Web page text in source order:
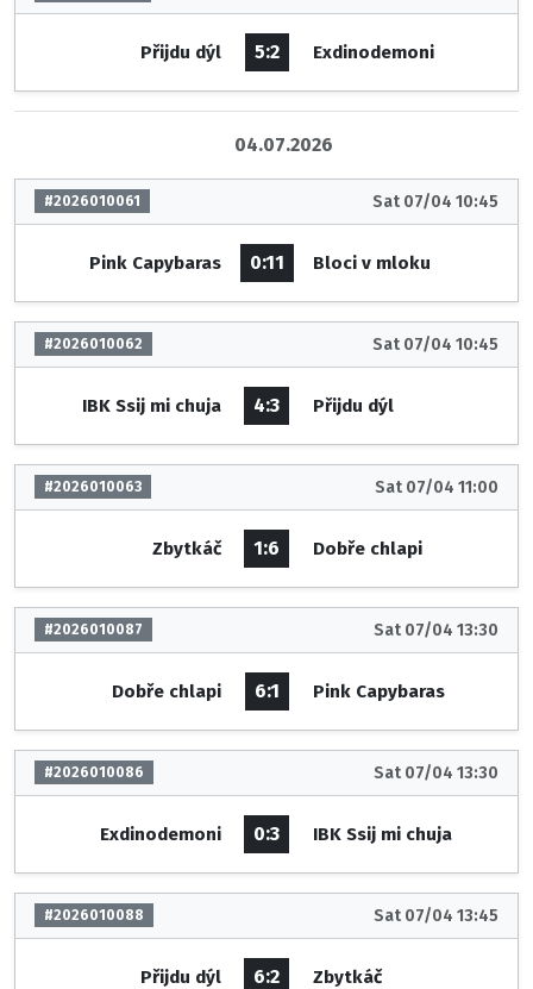
Přijdu dýl 5:2 Exdinodemoni
04.07.2026
#2026010061 Sat 07/04 10:45
Pink Capybaras 0:11 Bloci v mloku
#2026010062 Sat 07/04 10:45
IBK Ssij mi chuja 4:3 Přijdu dýl
#2026010063 Sat 07/04 11:00
Zbytkáč 1:6 Dobře chlapi
#2026010087 Sat 07/04 13:30
Dobře chlapi 6:1 Pink Capybaras
#2026010086 Sat 07/04 13:30
Exdinodemoni 0:3 IBK Ssij mi chuja
#2026010088 Sat 07/04 13:45
Přijdu dýl 6:2 Zbytkáč